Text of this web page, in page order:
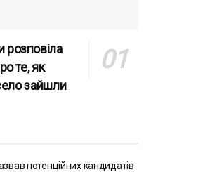
те, як
зайшли
потенційних кандидатів